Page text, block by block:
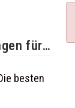
für
besten